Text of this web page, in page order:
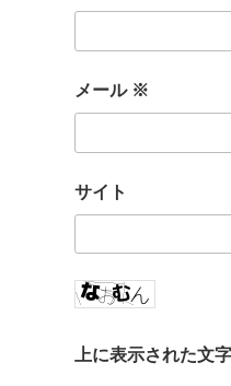
メール ※
サイト
上に表示された文